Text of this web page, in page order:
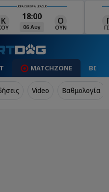
UEFA EUROPA LEAGUE
19:00
06 Αυγ
Ρ
ΡΈΙ ΜΑΚ
MATCHZONE
Video Βαθμολογία